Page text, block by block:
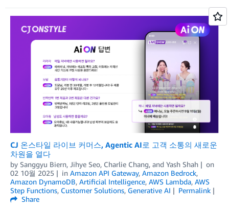
CJ 온스타일 라이브 커머스, Agentic AI로 고객 소통의 새로운
차원을 열다
by Sanggyu Biern, Jihye Seo, Charlie Chang, and Yash Shah
on
02 10월 2025
in Amazon API Gateway, Amazon Bedrock,
Amazon DynamoDB, Artificial Intelligence, AWS Lambda, AWS
Step Functions, Customer Solutions, Generative AI
Permalink
Share